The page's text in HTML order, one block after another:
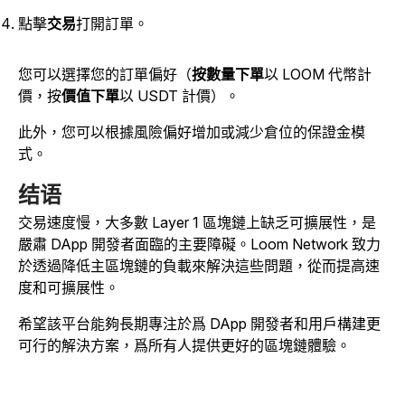
點擊交易打開訂單。
您可以選擇您的訂單偏好（按數量下單以 LOOM 代幣計
價，按價值下單以 USDT 計價）。
此外，您可以根據風險偏好增加或減少倉位的保證金模
式。
结语
交易速度慢，大多數 Layer 1 區塊鏈上缺乏可擴展性，是
嚴肅 DApp 開發者面臨的主要障礙。Loom Network 致力
於透過降低主區塊鏈的負載來解決這些問題，從而提高速
度和可擴展性。
希望該平台能夠長期專注於爲 DApp 開發者和用戶構建更
可行的解決方案，爲所有人提供更好的區塊鏈體驗。